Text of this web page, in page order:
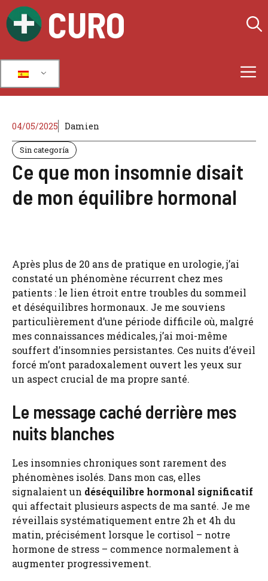
al
contenido CURO
04/05/2025 Damien
Sin categoría
Ce que mon insomnie disait
de mon équilibre hormonal
Après plus de 20 ans de pratique en urologie, j’ai
constaté un phénomène récurrent chez mes
patients : le lien étroit entre troubles du sommeil
et déséquilibres hormonaux. Je me souviens
particulièrement d’une période difficile où, malgré
mes connaissances médicales, j’ai moi-même
souffert d’insomnies persistantes. Ces nuits d’éveil
forcé m’ont paradoxalement ouvert les yeux sur
un aspect crucial de ma propre santé.
Le message caché derrière mes
nuits blanches
Les insomnies chroniques sont rarement des
phénomènes isolés. Dans mon cas, elles
signalaient un déséquilibre hormonal significatif
qui affectait plusieurs aspects de ma santé. Je me
réveillais systématiquement entre 2h et 4h du
matin, précisément lorsque le cortisol – notre
hormone de stress – commence normalement à
augmenter progressivement.